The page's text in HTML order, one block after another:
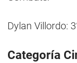
Dylan Villordo:
Categoría